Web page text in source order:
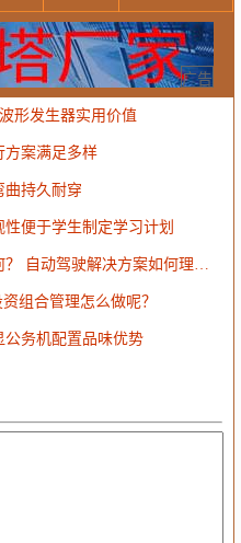
VR Vim
MemCache 硬件
影 nginx 游戏
建 数码电器
广告
形发生器实用价值
方案满足多样
曲持久耐穿
便于学生制定学习计划
汽车自动驾驶技术情况如何？ 自动驾驶解决方案如何理解？
组合管理怎么做呢？
务机配置品味优势